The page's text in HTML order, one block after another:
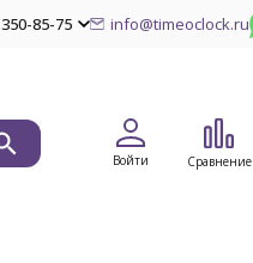
85-75 info@timeoclock.ru
Войти Сравнение